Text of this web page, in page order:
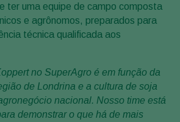
ter uma equipe de campo composta
e agrônomos, preparados para
técnica qualificada aos
no SuperAgro é em função da
de Londrina e a cultura de soja
nacional. Nosso time está
demonstrar o que há de mais